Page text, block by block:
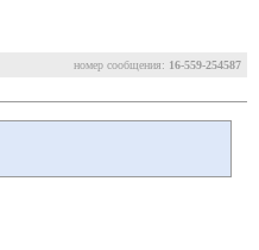
номер сообщения: 16-559-254587